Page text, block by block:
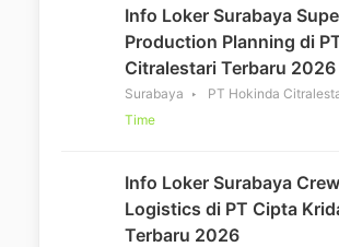
Info Loker Surabaya
Production Planning di
Citralestari Terbaru 2026
Surabaya PT Hokinda
Time
Info Loker Surabaya
Logistics di PT Cipta
Terbaru 2026